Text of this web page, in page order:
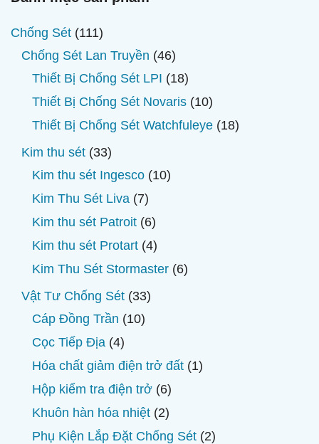
Chống Sét 111111
sản
phẩm
Chống Sét Lan Truyền 4646
sản
phẩm
Thiết Bị Chống Sét LPI 1818
sản
phẩm
Thiết Bị Chống Sét Novaris 1010
sản
Thiết Bị Chống Sét Watchfuleye 1818
Kim thu sét 3333
sản
phẩm
Kim thu sét Ingesco 1010
Kim Thu Sét Liva 77
sản
phẩm
Kim thu sét Patroit 66
sản
phẩm
Kim thu sét Protart 44
sản
Kim Thu Sét Stormaster 66
Vật Tư Chống Sét 3333
Cáp Đồng Trần 1010
phẩm
Cọc Tiếp Địa 44
sản
phẩm
Hóa chất giảm điện trở đất 11
Hộp kiểm tra điện trở 66
sản
phẩm
Khuôn hàn hóa nhiệt 22
sản
Phụ Kiện Lắp Đặt Chống Sét 22